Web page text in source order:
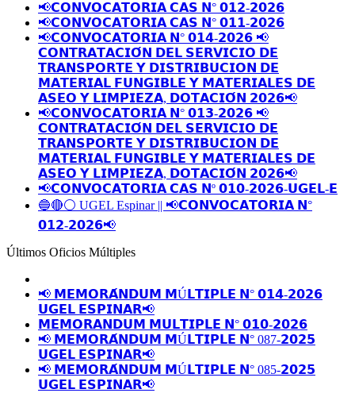
📢𝗖𝗢𝗡𝗩𝗢𝗖𝗔𝗧𝗢𝗥𝗜𝗔 𝗖𝗔𝗦 𝗡° 𝟬𝟭𝟮-𝟮𝟬𝟮𝟲
📢𝗖𝗢𝗡𝗩𝗢𝗖𝗔𝗧𝗢𝗥𝗜𝗔 𝗖𝗔𝗦 𝗡° 𝟬𝟭𝟭-𝟮𝟬𝟮𝟲
📢𝗖𝗢𝗡𝗩𝗢𝗖𝗔𝗧𝗢𝗥𝗜𝗔 𝗡° 𝟬𝟭𝟰-𝟮𝟬𝟮𝟲 📢
𝗖𝗢𝗡𝗧𝗥𝗔𝗧𝗔𝗖𝗜𝗢́𝗡 𝗗𝗘𝗟 𝗦𝗘𝗥𝗩𝗜𝗖𝗜𝗢 𝗗𝗘
𝗧𝗥𝗔𝗡𝗦𝗣𝗢𝗥𝗧𝗘 𝗬 𝗗𝗜𝗦𝗧𝗥𝗜𝗕𝗨𝗖𝗜𝗢𝗡 𝗗𝗘
𝗠𝗔𝗧𝗘𝗥𝗜𝗔𝗟 𝗙𝗨𝗡𝗚𝗜𝗕𝗟𝗘 𝗬 𝗠𝗔𝗧𝗘𝗥𝗜𝗔𝗟𝗘𝗦 𝗗𝗘
𝗔𝗦𝗘𝗢 𝗬 𝗟𝗜𝗠𝗣𝗜𝗘𝗭𝗔, 𝗗𝗢𝗧𝗔𝗖𝗜𝗢́𝗡 𝟮𝟬𝟮𝟲📢
📢𝗖𝗢𝗡𝗩𝗢𝗖𝗔𝗧𝗢𝗥𝗜𝗔 𝗡° 𝟬𝟭𝟯-𝟮𝟬𝟮𝟲 📢
𝗖𝗢𝗡𝗧𝗥𝗔𝗧𝗔𝗖𝗜𝗢́𝗡 𝗗𝗘𝗟 𝗦𝗘𝗥𝗩𝗜𝗖𝗜𝗢 𝗗𝗘
𝗧𝗥𝗔𝗡𝗦𝗣𝗢𝗥𝗧𝗘 𝗬 𝗗𝗜𝗦𝗧𝗥𝗜𝗕𝗨𝗖𝗜𝗢𝗡 𝗗𝗘
𝗠𝗔𝗧𝗘𝗥𝗜𝗔𝗟 𝗙𝗨𝗡𝗚𝗜𝗕𝗟𝗘 𝗬 𝗠𝗔𝗧𝗘𝗥𝗜𝗔𝗟𝗘𝗦 𝗗𝗘
𝗔𝗦𝗘𝗢 𝗬 𝗟𝗜𝗠𝗣𝗜𝗘𝗭𝗔, 𝗗𝗢𝗧𝗔𝗖𝗜𝗢́𝗡 𝟮𝟬𝟮𝟲📢
📢𝗖𝗢𝗡𝗩𝗢𝗖𝗔𝗧𝗢𝗥𝗜𝗔 𝗖𝗔𝗦 𝗡º 𝟬𝟭𝟬-𝟮𝟬𝟮𝟲-𝗨𝗚𝗘𝗟-𝗘
🔵🔴⚪️ UGEL Espinar || 📢𝗖𝗢𝗡𝗩𝗢𝗖𝗔𝗧𝗢𝗥𝗜𝗔 𝗡°
𝟬𝟭𝟮-𝟮𝟬𝟮𝟲📢
Últimos Oficios Múltiples
📢 𝗠𝗘𝗠𝗢𝗥𝗔́𝗡𝗗𝗨𝗠 𝗠Ú𝗟𝗧𝗜𝗣𝗟𝗘 𝗡° 𝟬𝟭𝟰-𝟮𝟬𝟮𝟲
𝗨𝗚𝗘𝗟 𝗘𝗦𝗣𝗜𝗡𝗔𝗥📢
𝗠𝗘𝗠𝗢𝗥𝗔𝗡𝗗𝗨𝗠 𝗠𝗨𝗟𝗧𝗜𝗣𝗟𝗘 𝗡° 𝟬𝟭𝟬-𝟮𝟬𝟮𝟲
📢 𝗠𝗘𝗠𝗢𝗥𝗔́𝗡𝗗𝗨𝗠 𝗠Ú𝗟𝗧𝗜𝗣𝗟𝗘 𝗡° 087-𝟮𝟬𝟮𝟱
𝗨𝗚𝗘𝗟 𝗘𝗦𝗣𝗜𝗡𝗔𝗥📢
📢 𝗠𝗘𝗠𝗢𝗥𝗔́𝗡𝗗𝗨𝗠 𝗠Ú𝗟𝗧𝗜𝗣𝗟𝗘 𝗡° 085-𝟮𝟬𝟮𝟱
𝗨𝗚𝗘𝗟 𝗘𝗦𝗣𝗜𝗡𝗔𝗥📢